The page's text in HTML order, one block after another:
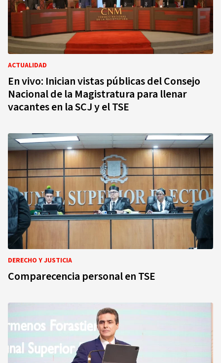
ACTUALIDAD
En vivo: Inician vistas públicas del Consejo
Nacional de la Magistratura para llenar
vacantes en la SCJ y el TSE
DERECHO Y JUSTICIA
Comparecencia personal en TSE